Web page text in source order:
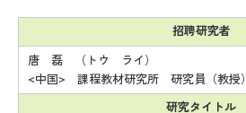
招聘研究者
唐 磊 （トウ ライ）
<中国> 課程教材研究所 研究員（教授）
研究タイトル